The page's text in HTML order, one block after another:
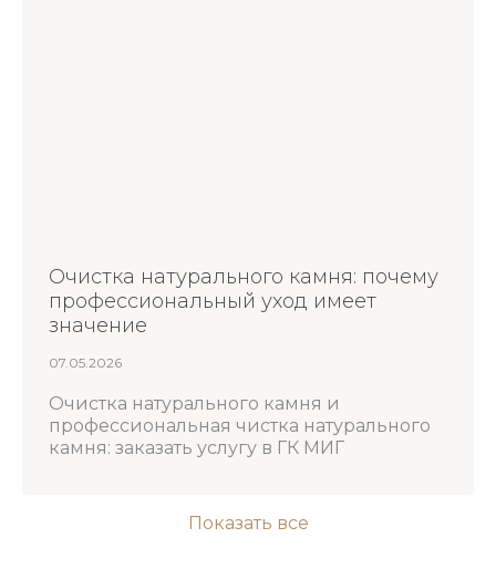
Очистка натурального камня: почему
профессиональный уход имеет
значение
07.05.2026
Очистка натурального камня и
профессиональная чистка натурального
камня: заказать услугу в ГК МИГ
Показать все